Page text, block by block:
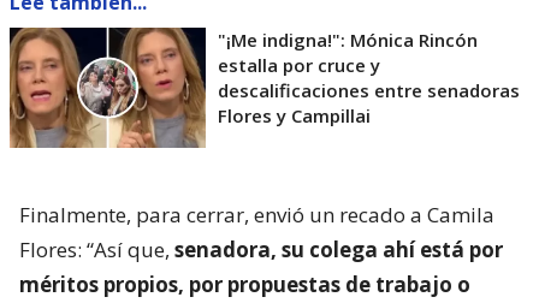
"¡Me indigna!": Mónica Rincón
estalla por cruce y
descalificaciones entre senadoras
Flores y Campillai
Finalmente, para cerrar, envió un recado a Camila
Flores: “Así que, senadora, su colega ahí está por
méritos propios, por propuestas de trabajo o